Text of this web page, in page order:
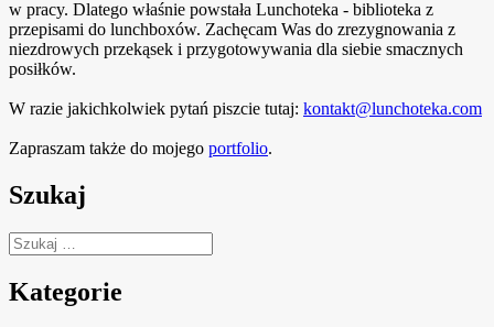
w pracy. Dlatego właśnie powstała Lunchoteka - biblioteka z
przepisami do lunchboxów. Zachęcam Was do zrezygnowania z
niezdrowych przekąsek i przygotowywania dla siebie smacznych
posiłków.
W razie jakichkolwiek pytań piszcie tutaj: kontakt@lunchoteka.com
Zapraszam także do mojego portfolio.
Szukaj
Szukaj:
Kategorie